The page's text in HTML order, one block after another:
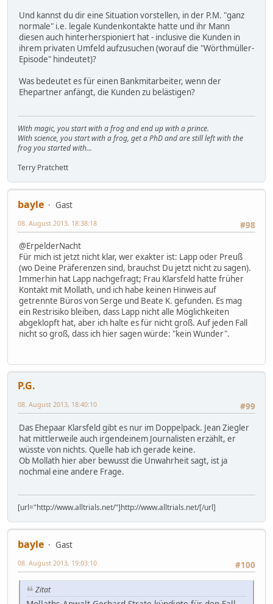
Und kannst du dir eine Situation vorstellen, in der P.M. "ganz
normale" i.e. legale Kundenkontakte hatte und ihr Mann
diesen auch hinterherspioniert hat - inclusive die Kunden in
ihrem privaten Umfeld aufzusuchen (worauf die "Wörthmüller-
Episode" hindeutet)?
Was bedeutet es für einen Bankmitarbeiter, wenn der
Ehepartner anfängt, die Kunden zu belästigen?
With magic, you start with a frog and end up with a prince.
With science, you start with a frog, get a PhD and are still left with the
frog you started with...
Terry Pratchett
bayle
Gast
#98
08. August 2013, 18:38:18
@ErpelderNacht
Für mich ist jetzt nicht klar, wer exakter ist: Lapp oder Preuß
(wo Deine Präferenzen sind, brauchst Du jetzt nicht zu sagen).
Immerhin hat Lapp nachgefragt; Frau Klarsfeld hatte früher
Kontakt mit Mollath, und ich habe keinen Hinweis auf
getrennte Büros von Serge und Beate K. gefunden. Es mag
ein Restrisiko bleiben, dass Lapp nicht alle Möglichkeiten
abgeklopft hat, aber ich halte es für nicht groß. Auf jeden Fall
nicht so groß, dass ich hier sagen würde: "kein Wunder".
P.G.
#99
08. August 2013, 18:40:10
Das Ehepaar Klarsfeld gibt es nur im Doppelpack. Jean Ziegler
hat mittlerweile auch irgendeinem Journalisten erzählt, er
wüsste von nichts. Quelle hab ich gerade keine.
Ob Mollath hier aber bewusst die Unwahrheit sagt, ist ja
nochmal eine andere Frage.
[url="http://www.alltrials.net/"]http://www.alltrials.net/[/url]
bayle
Gast
#100
08. August 2013, 19:03:10
Zitat